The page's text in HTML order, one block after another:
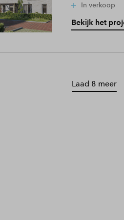
In verkoop
Bekijk het
Laad 8 meer